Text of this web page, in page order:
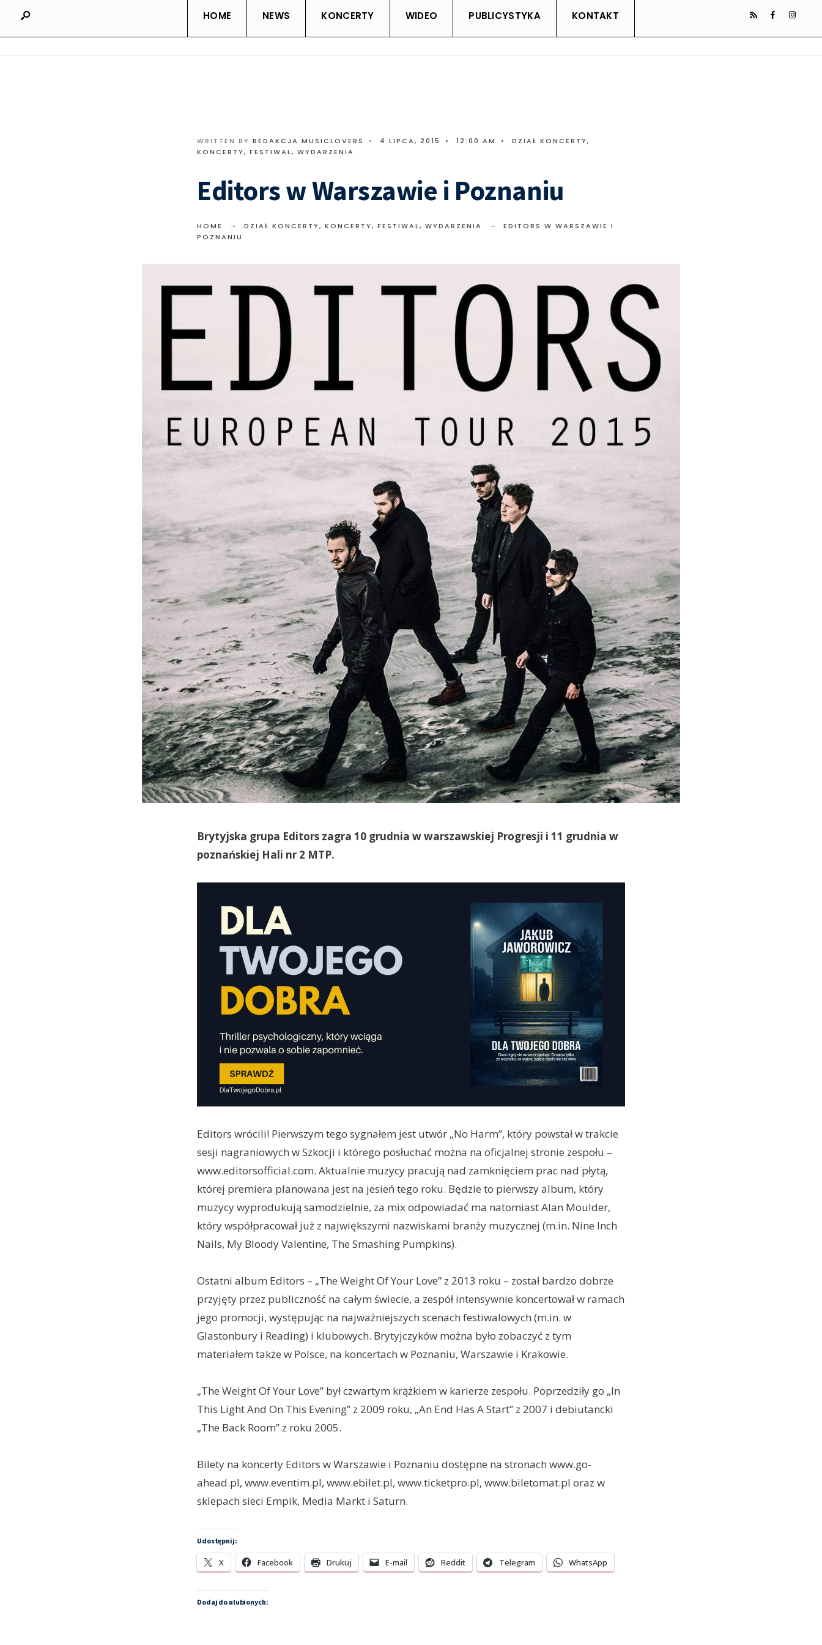
HOME NEWS KONCERTY WIDEO PUBLICYSTYKA KONTAKT
WRITTEN BY REDAKCJA MUSICLOVERS • 4 LIPCA, 2015 • 12:00 AM • DZIAŁ KONCERTY,
KONCERTY, FESTIWAL, WYDARZENIA
Editors w Warszawie i Poznaniu
HOME DZIAŁ KONCERTY, KONCERTY, FESTIWAL, WYDARZENIA
EDITORS W WARSZAWIE I
POZNANIU
Brytyjska grupa Editors zagra 10 grudnia w warszawskiej Progresji i 11 grudnia w
poznańskiej Hali nr 2 MTP.
Editors wrócili! Pierwszym tego sygnałem jest utwór „No Harm”, który powstał w trakcie
sesji nagraniowych w Szkocji i którego posłuchać można na oficjalnej stronie zespołu –
www.editorsofficial.com. Aktualnie muzycy pracują nad zamknięciem prac nad płytą,
której premiera planowana jest na jesień tego roku. Będzie to pierwszy album, który
muzycy wyprodukują samodzielnie, za mix odpowiadać ma natomiast Alan Moulder,
który współpracował już z największymi nazwiskami branży muzycznej (m.in. Nine Inch
Nails, My Bloody Valentine, The Smashing Pumpkins).
Ostatni album Editors – „The Weight Of Your Love” z 2013 roku – został bardzo dobrze
przyjęty przez publiczność na całym świecie, a zespół intensywnie koncertował w ramach
jego promocji, występując na najważniejszych scenach festiwalowych (m.in. w
Glastonbury i Reading) i klubowych. Brytyjczyków można było zobaczyć z tym
materiałem także w Polsce, na koncertach w Poznaniu, Warszawie i Krakowie.
„The Weight Of Your Love” był czwartym krążkiem w karierze zespołu. Poprzedziły go „In
This Light And On This Evening” z 2009 roku, „An End Has A Start” z 2007 i debiutancki
„The Back Room” z roku 2005.
Bilety na koncerty Editors w Warszawie i Poznaniu dostępne na stronach www.go-
ahead.pl, www.eventim.pl, www.ebilet.pl, www.ticketpro.pl, www.biletomat.pl oraz w
sklepach sieci Empik, Media Markt i Saturn.
Udostępnij:
X Facebook Drukuj E-mail Reddit Telegram WhatsApp
Dodaj do ulubionych: